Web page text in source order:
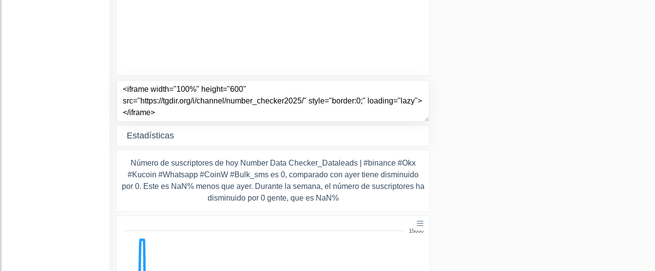
Estadísticas
Número de suscriptores de hoy Number Data Checker_Dataleads | #binance #Okx
#Kucoin #Whatsapp #CoinW #Bulk_sms es 0, comparado con ayer tiene disminuido
por 0. Este es NaN% menos que ayer. Durante la semana, el número de suscriptores ha
disminuido por 0 gente, que es NaN%
15000